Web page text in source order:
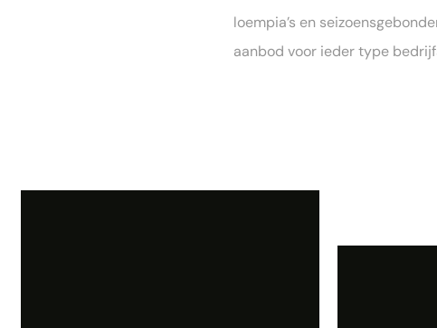
loempia’s en
aanbod voor ieder type